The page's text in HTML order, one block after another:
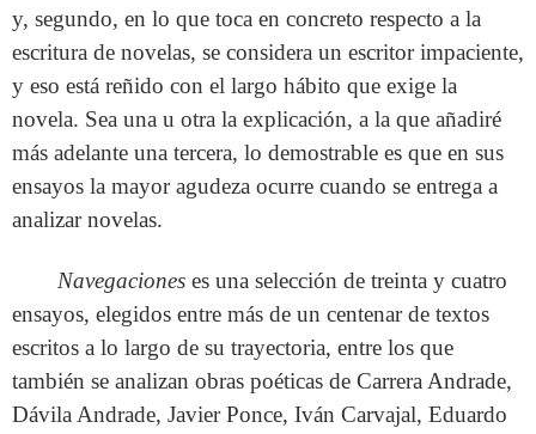
y, segundo, en lo que toca en concreto respecto a la
escritura de novelas, se considera un escritor impaciente,
y eso está reñido con el largo hábito que exige la
novela. Sea una u otra la explicación, a la que añadiré
más adelante una tercera, lo demostrable es que en sus
ensayos la mayor agudeza ocurre cuando se entrega a
analizar novelas.
Navegaciones es una selección de treinta y cuatro
ensayos, elegidos entre más de un centenar de textos
escritos a lo largo de su trayectoria, entre los que
también se analizan obras poéticas de Carrera Andrade,
Dávila Andrade, Javier Ponce, Iván Carvajal, Eduardo